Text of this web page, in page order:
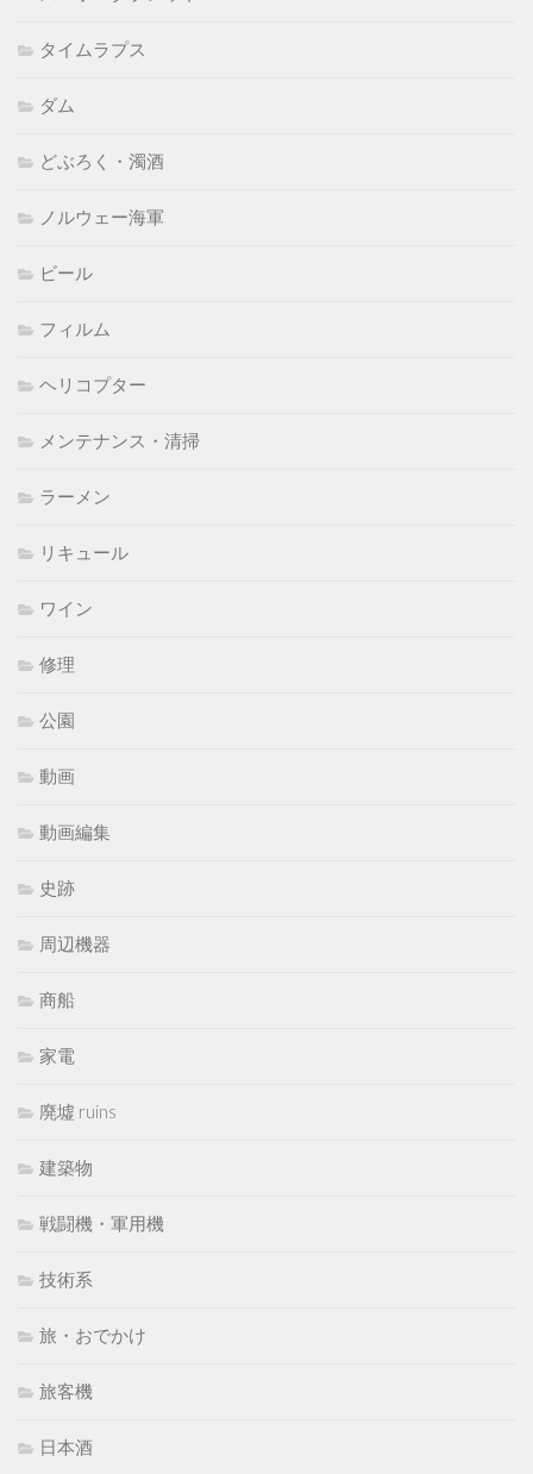
タイムラプス
ダム
どぶろく・濁酒
ノルウェー海軍
ビール
フィルム
ヘリコプター
メンテナンス・清掃
ラーメン
リキュール
ワイン
修理
公園
動画
動画編集
史跡
周辺機器
商船
家電
廃墟 ruins
建築物
戦闘機・軍用機
技術系
旅・おでかけ
旅客機
日本酒